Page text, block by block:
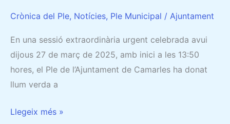
Crònica del Ple, Notícies, Ple Municipal / Ajuntament
En una sessió extraordinària urgent celebrada avui
dijous 27 de març de 2025, amb inici a les 13:50
hores, el Ple de l’Ajuntament de Camarles ha donat
llum verda a
Llegeix més »